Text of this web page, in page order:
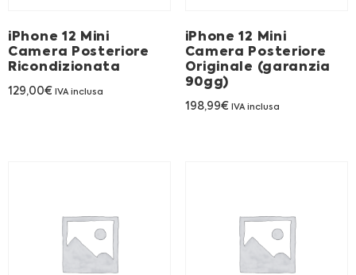
FRANCHISING
iPhone 12 Mini
Camera Posteriore
Ricondizionata
129,00€ IVA inclusa
iPhone 12 Mini
Camera Posteriore
Originale (garanzia
90gg)
198,99€ IVA inclusa